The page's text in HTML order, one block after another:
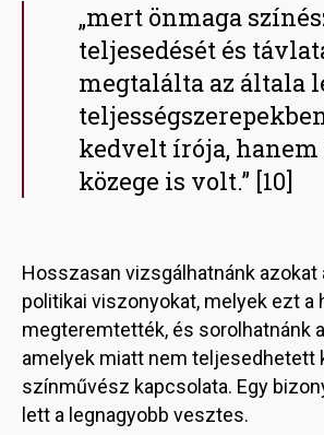
„mert önmaga
teljesedését és
megtalálta az általa
kedvelt írója,
közege is volt.” [10]
Hosszasan vizsgálhatnánk azokat
politikai viszonyokat, melyek ezt a
megteremtették, és sorolhatnánk
amelyek miatt nem teljesedhetett
színművész kapcsolata. Egy
lett a legnagyobb vesztes.